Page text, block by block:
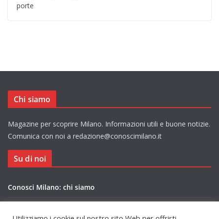
porte
Chi siamo
Magazine per scoprire Milano. Informazioni utili e buone notizie.
Comunica con noi a redazione@conoscimilano.it
Su di noi
Conosci Milano: chi siamo